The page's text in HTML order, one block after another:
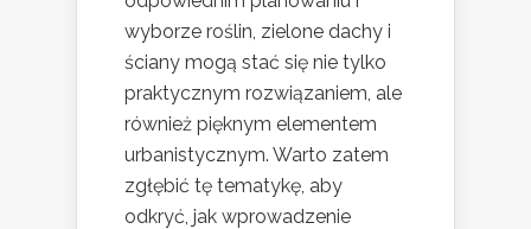
wyborze roślin, zielone dachy i
ściany mogą stać się nie tylko
praktycznym rozwiązaniem, ale
również pięknym elementem
urbanistycznym. Warto zatem
zgłębić tę tematykę, aby
odkryć, jak wprowadzenie